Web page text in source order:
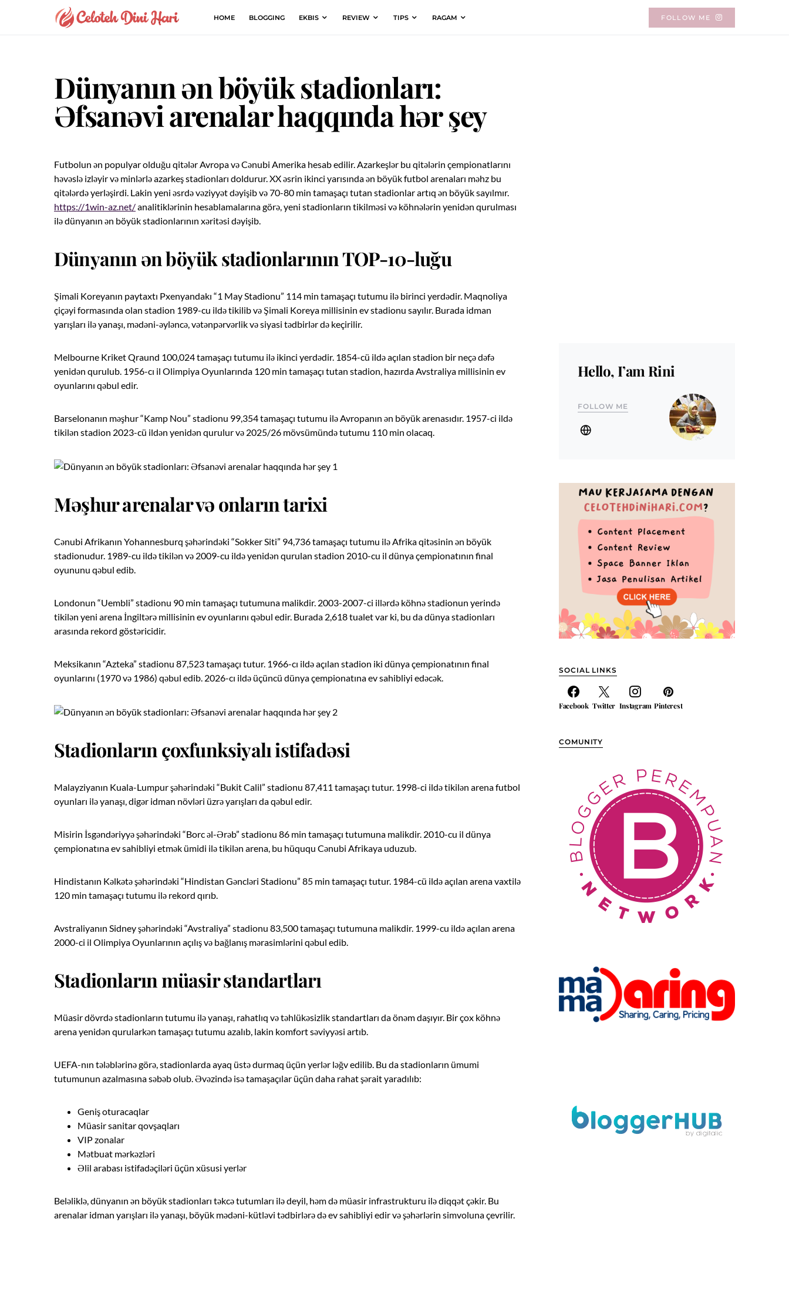
HOME BLOGGING EKBIS REVIEW TIPS RAGAM FOLLOW ME
Dünyanın ən böyük stadionları:
Əfsanəvi arenalar haqqında hər şey
Futbolun ən populyar olduğu qitələr Avropa və Cənubi Amerika hesab edilir. Azarkeşlər bu qitələrin çempionatlarını
həvəslə izləyir və minlərlə azarkeş stadionları doldurur. XX əsrin ikinci yarısında ən böyük futbol arenaları məhz bu
qitələrdə yerləşirdi. Lakin yeni əsrdə vəziyyət dəyişib və 70-80 min tamaşaçı tutan stadionlar artıq ən böyük sayılmır.
https://1win-az.net/analitiklərinin hesablamalarına görə, yeni stadionların tikilməsi və köhnələrin yenidən qurulması
ilə dünyanın ən böyük stadionlarının xəritəsi dəyişib.
Dünyanın ən böyük stadionlarının TOP-10-luğu
Şimali Koreyanın paytaxtı Pxenyandakı “1 May Stadionu” 114 min tamaşaçı tutumu ilə birinci yerdədir. Maqnoliya
çiçəyi formasında olan stadion 1989-cu ildə tikilib və Şimali Koreya millisinin ev stadionu sayılır. Burada idman
yarışları ilə yanaşı, mədəni-əyləncə, vətənpərvərlik və siyasi tədbirlər də keçirilir.
Melbourne Kriket Qraund 100,024 tamaşaçı tutumu ilə ikinci yerdədir. 1854-cü ildə açılan stadion bir neçə dəfə
yenidən qurulub. 1956-cı il Olimpiya Oyunlarında 120 min tamaşaçı tutan stadion, hazırda Avstraliya millisinin ev
oyunlarını qəbul edir.
Barselonanın məşhur “Kamp Nou” stadionu 99,354 tamaşaçı tutumu ilə Avropanın ən böyük arenasıdır. 1957-ci ildə
tikilən stadion 2023-cü ildən yenidən qurulur və 2025/26 mövsümündə tutumu 110 min olacaq.
Məşhur arenalar və onların tarixi
Cənubi Afrikanın Yohannesburq şəhərindəki “Sokker Siti” 94,736 tamaşaçı tutumu ilə Afrika qitəsinin ən böyük
stadionudur. 1989-cu ildə tikilən və 2009-cu ildə yenidən qurulan stadion 2010-cu il dünya çempionatının final
oyununu qəbul edib.
Londonun “Uembli” stadionu 90 min tamaşaçı tutumuna malikdir. 2003-2007-ci illərdə köhnə stadionun yerində
tikilən yeni arena İngiltərə millisinin ev oyunlarını qəbul edir. Burada 2,618 tualet var ki, bu da dünya stadionları
arasında rekord göstəricidir.
Meksikanın “Azteka” stadionu 87,523 tamaşaçı tutur. 1966-cı ildə açılan stadion iki dünya çempionatının final
oyunlarını (1970 və 1986) qəbul edib. 2026-cı ildə üçüncü dünya çempionatına ev sahibliyi edəcək.
Stadionların çoxfunksiyalı istifadəsi
Malayziyanın Kuala-Lumpur şəhərindəki “Bukit Calil” stadionu 87,411 tamaşaçı tutur. 1998-ci ildə tikilən arena futbol
oyunları ilə yanaşı, digər idman növləri üzrə yarışları da qəbul edir.
Misirin İsgəndəriyyə şəhərindəki “Borc əl-Ərəb” stadionu 86 min tamaşaçı tutumuna malikdir. 2010-cu il dünya
çempionatına ev sahibliyi etmək ümidi ilə tikilən arena, bu hüququ Cənubi Afrikaya uduzub.
Hindistanın Kəlkətə şəhərindəki “Hindistan Gəncləri Stadionu” 85 min tamaşaçı tutur. 1984-cü ildə açılan arena vaxtilə
120 min tamaşaçı tutumu ilə rekord qırıb.
Avstraliyanın Sidney şəhərindəki “Avstraliya” stadionu 83,500 tamaşaçı tutumuna malikdir. 1999-cu ildə açılan arena
2000-ci il Olimpiya Oyunlarının açılış və bağlanış mərasimlərini qəbul edib.
Stadionların müasir standartları
Müasir dövrdə stadionların tutumu ilə yanaşı, rahatlıq və təhlükəsizlik standartları da önəm daşıyır. Bir çox köhnə
arena yenidən qurularkən tamaşaçı tutumu azalıb, lakin komfort səviyyəsi artıb.
UEFA-nın tələblərinə görə, stadionlarda ayaq üstə durmaq üçün yerlər ləğv edilib. Bu da stadionların ümumi
tutumunun azalmasına səbəb olub. Əvəzində isə tamaşaçılar üçün daha rahat şərait yaradılıb:
Geniş oturacaqlar
Müasir sanitar qovşaqları
VIP zonalar
Mətbuat mərkəzləri
Əlil arabası istifadəçiləri üçün xüsusi yerlər
Beləliklə, dünyanın ən böyük stadionları təkcə tutumları ilə deyil, həm də müasir infrastrukturu ilə diqqət çəkir. Bu
arenalar idman yarışları ilə yanaşı, böyük mədəni-kütləvi tədbirlərə də ev sahibliyi edir və şəhərlərin simvoluna çevrilir.
Hello, I’am Rini
FOLLOW ME
SOCIAL LINKS
Facebook Twitter Instagram Pinterest
COMUNITY